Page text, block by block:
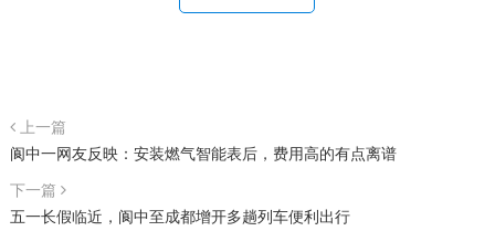
上一篇
阆中一网友反映：安装燃气智能表后，费用高的有点离谱
下一篇
五一长假临近，阆中至成都增开多趟列车便利出行